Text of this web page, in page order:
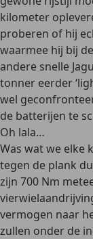
kilometer
proberen of hij
waarmee hij bij
andere snelle
tonner eerder
wel
de batterijen te
Oh lala…
Was wat we elke
tegen de plank
zijn 700 Nm
vermogen naar
zullen onder de